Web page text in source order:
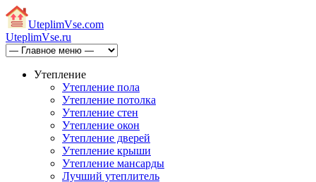
UteplimVse.com
UteplimVse.ru
Утепление
Утепление пола
Утепление потолка
Утепление стен
Утепление окон
Утепление дверей
Утепление крыши
Утепление мансарды
Лучший утеплитель